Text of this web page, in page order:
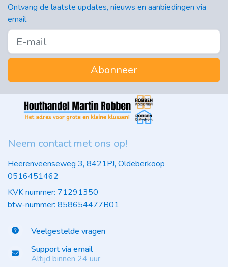
Ontvang de laatste updates, nieuws en aanbiedingen via
email
Abonneer
Neem contact met ons op!
Heerenveenseweg 3, 8421PJ, Oldeberkoop
0516451462
KVK nummer: 71291350
btw-nummer: 858654477B01
Veelgestelde vragen
Support via email
Altijd binnen 24 uur